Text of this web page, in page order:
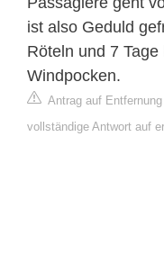
ist also Geduld
Röteln und 7
Windpocken.
Antrag auf
vollständige Antwort auf